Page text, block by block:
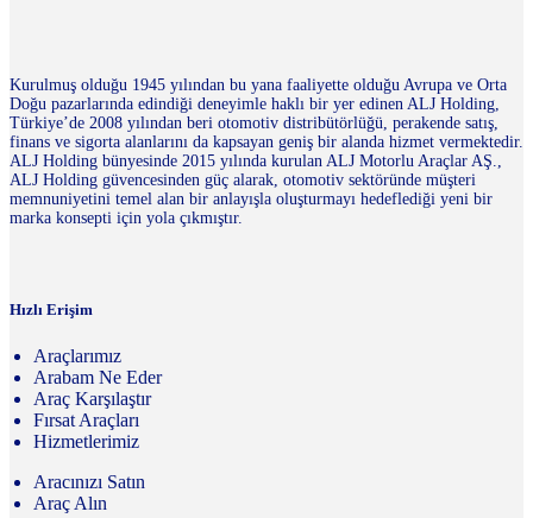
Kurulmuş olduğu 1945 yılından bu yana faaliyette olduğu Avrupa ve Orta
Doğu pazarlarında edindiği deneyimle haklı bir yer edinen ALJ Holding,
Türkiye’de 2008 yılından beri otomotiv distribütörlüğü, perakende satış,
finans ve sigorta alanlarını da kapsayan geniş bir alanda hizmet vermektedir.
ALJ Holding bünyesinde 2015 yılında kurulan ALJ Motorlu Araçlar AŞ.,
ALJ Holding güvencesinden güç alarak, otomotiv sektöründe müşteri
memnuniyetini temel alan bir anlayışla oluşturmayı hedeflediği yeni bir
marka konsepti için yola çıkmıştır.
Hızlı Erişim
Araçlarımız
Arabam Ne Eder
Araç Karşılaştır
Fırsat Araçları
Hizmetlerimiz
Aracınızı Satın
Araç Alın